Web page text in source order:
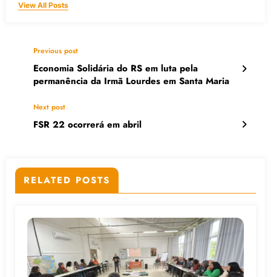
View All Posts
Previous post
Economia Solidária do RS em luta pela
permanência da Irmã Lourdes em Santa Maria
Next post
FSR 22 ocorrerá em abril
RELATED POSTS